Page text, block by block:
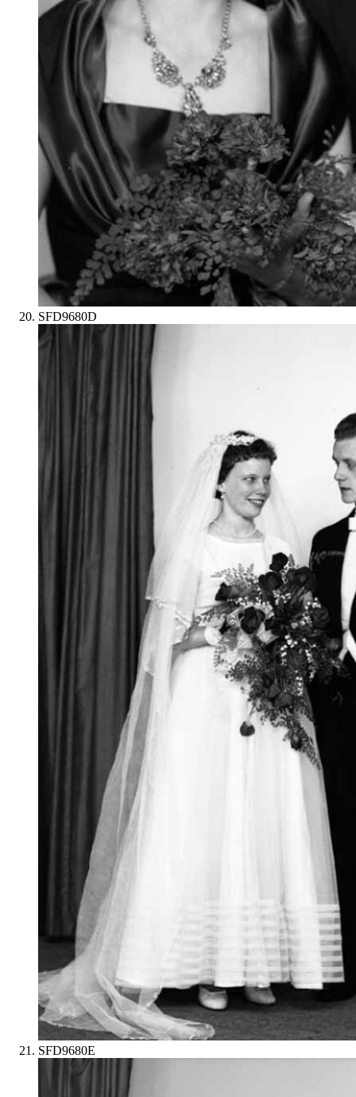
SFD9680D
SFD9680E